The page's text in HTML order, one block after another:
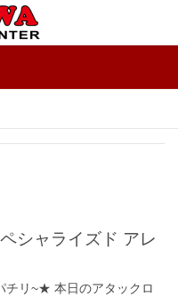
チリ~★ 本日のアタックロ